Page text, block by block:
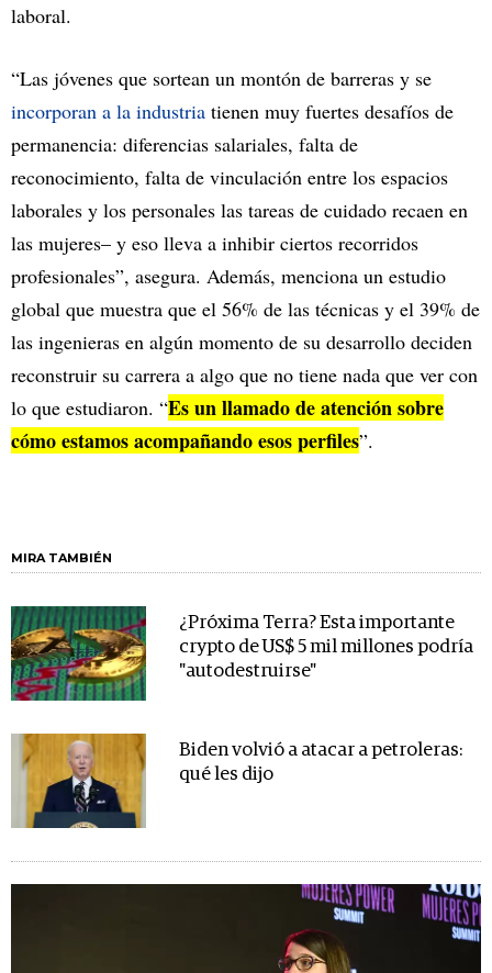
laboral.
“Las jóvenes que sortean un montón de barreras y se
incorporan a la industria tienen muy fuertes desafíos de
permanencia: diferencias salariales, falta de
reconocimiento, falta de vinculación entre los espacios
laborales y los personales las tareas de cuidado recaen en
las mujeres– y eso lleva a inhibir ciertos recorridos
profesionales”, asegura. Además, menciona un estudio
global que muestra que el 56% de las técnicas y el 39% de
las ingenieras en algún momento de su desarrollo deciden
reconstruir su carrera a algo que no tiene nada que ver con
lo que estudiaron. “Es un llamado de atención sobre
cómo estamos acompañando esos perfiles”.
MIRA TAMBIÉN
¿Próxima Terra? Esta importante
crypto de US$ 5 mil millones podría
"autodestruirse"
Biden volvió a atacar a petroleras:
qué les dijo